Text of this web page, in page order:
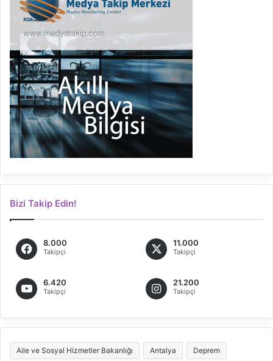
Bizi Takip Edin!
8.000
Takipçi
11.000
Takipçi
6.420
Takipçi
21.200
Takipçi
Aile ve Sosyal Hizmetler Bakanlığı Antalya Deprem